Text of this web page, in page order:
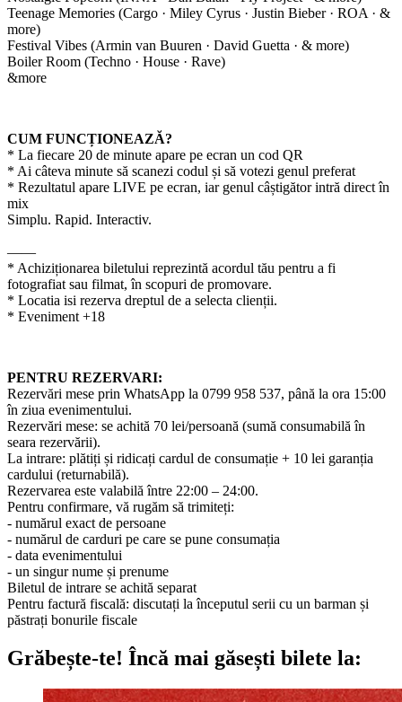
Teenage Memories (Cargo · Miley Cyrus · Justin Bieber · ROA · &
more)
Festival Vibes (Armin van Buuren · David Guetta · & more)
Boiler Room (Techno · House · Rave)
&more
CUM FUNCȚIONEAZĂ?
* La fiecare 20 de minute apare pe ecran un cod QR
* Ai câteva minute să scanezi codul și să votezi genul preferat
* Rezultatul apare LIVE pe ecran, iar genul câștigător intră direct în
mix
Simplu. Rapid. Interactiv.
——
* Achiziționarea biletului reprezintă acordul tău pentru a fi
fotografiat sau filmat, în scopuri de promovare.
* Locatia isi rezerva dreptul de a selecta clienții.
* Eveniment +18
PENTRU REZERVARI:
Rezervări mese prin WhatsApp la 0799 958 537, până la ora 15:00
în ziua evenimentului.
Rezervări mese: se achită 70 lei/persoană (sumă consumabilă în
seara rezervării).
La intrare: plătiți și ridicați cardul de consumație + 10 lei garanția
cardului (returnabilă).
Rezervarea este valabilă între 22:00 – 24:00.
Pentru confirmare, vă rugăm să trimiteți:
- numărul exact de persoane
- numărul de carduri pe care se pune consumația
- data evenimentului
- un singur nume și prenume
Biletul de intrare se achită separat
Pentru factură fiscală: discutați la începutul serii cu un barman și
păstrați bonurile fiscale
Grăbește-te! Încă mai găsești bilete la: